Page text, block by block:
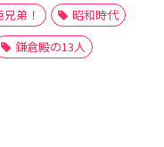
兄弟！
昭和時代
鎌倉殿の13人